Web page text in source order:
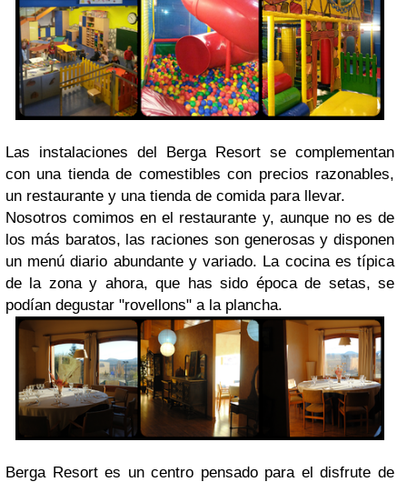
Las instalaciones del Berga Resort se complementan
con una tienda de comestibles con precios razonables,
un restaurante y una tienda de comida para llevar.
Nosotros comimos en el restaurante y, aunque no es de
los más baratos, las raciones son generosas y disponen
un menú diario abundante y variado. La cocina es típica
de la zona y ahora, que has sido época de setas, se
podían degustar "rovellons" a la plancha.
Berga Resort es un centro pensado para el disfrute de